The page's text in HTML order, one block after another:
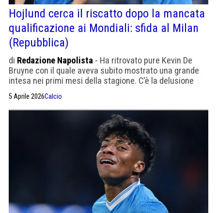
Hojlund cerca il riscatto dopo la mancata
qualificazione ai Mondiali: sfida al Milan
(Repubblica)
di Redazione Napolista - Ha ritrovato pure Kevin De
Bruyne con il quale aveva subito mostrato una grande
intesa nei primi mesi della stagione. C'è la delusione
Mondiale da archiviare.
5 Aprile 2026Calcio